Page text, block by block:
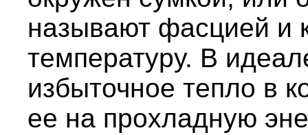
называют фасцией и
температуру. В
избыточное тепло в
ее на прохладную